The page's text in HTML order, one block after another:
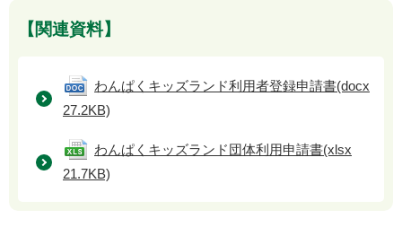
【関連資料】
わんぱくキッズランド利用者登録申請書(docx
27.2KB)
わんぱくキッズランド団体利用申請書(xlsx
21.7KB)